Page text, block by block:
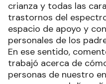
crianza y todas las
trastornos del
espacio de apoyo y
personales de los
En ese sentido,
trabajó acerca de
personas de nuestro